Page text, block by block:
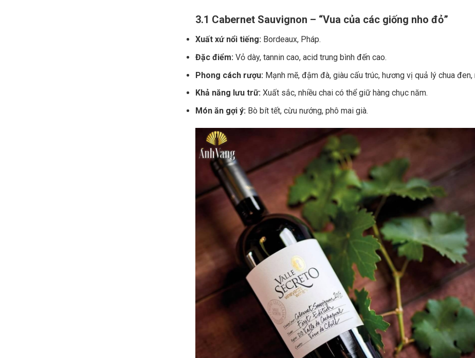
3.1 Cabernet Sauvignon – “Vua của các giống nho đỏ”
Xuất xứ nổi tiếng:Bordeaux, Pháp.
Đặc điểm:Vỏ dày, tannin cao, acid trung bình đến cao.
Phong cách rượu: Mạnh mẽ, đậm đà, giàu cấu trúc, hương vị quả lý chua
Khả năng lưu trữ:Xuất sắc, nhiều chai có thể giữ hàng chục năm.
Món ăn gợi ý: Bò bít tết, cừu nướng, phô mai già.